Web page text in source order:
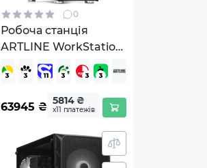
0
Робоча станція
ARTLINE WorkStation
W52 Windows 11 Pro
(W52v24Win)
63945 ₴ 5814 ₴
х11 платежів